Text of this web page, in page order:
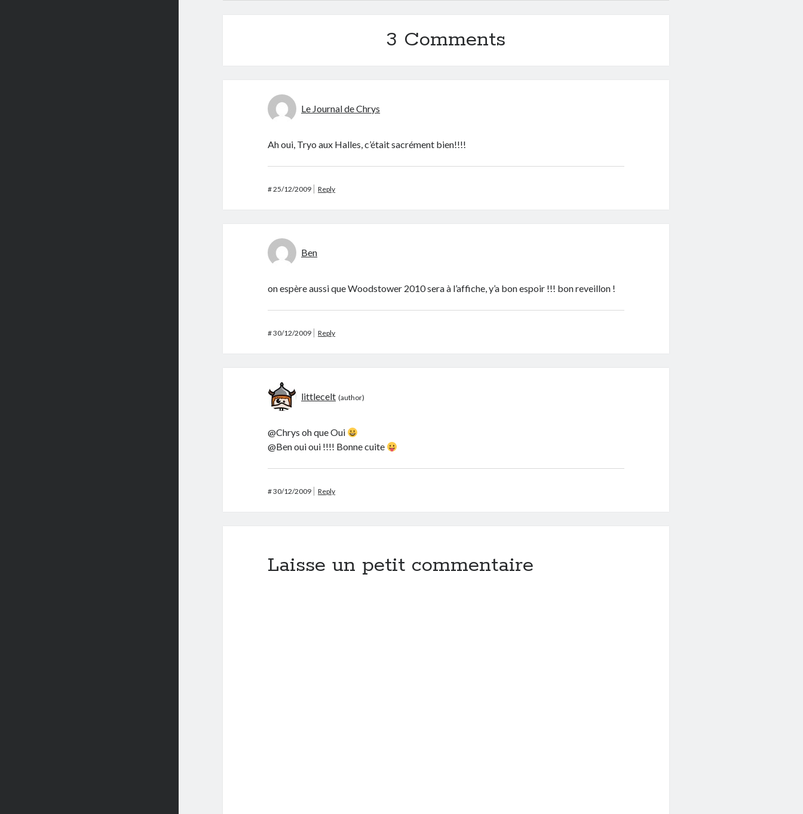
3 Comments
Le Journal de Chrys
Ah oui, Tryo aux Halles, c’était sacrément bien!!!!
#25/12/2009 Reply
Ben
on espère aussi que Woodstower 2010 sera à l’affiche, y’a bon espoir !!! bon reveillon !
#30/12/2009 Reply
littlecelt
@Chrys oh que Oui
@Ben oui oui !!!! Bonne cuite
#30/12/2009 Reply
Laisse un petit commentaire